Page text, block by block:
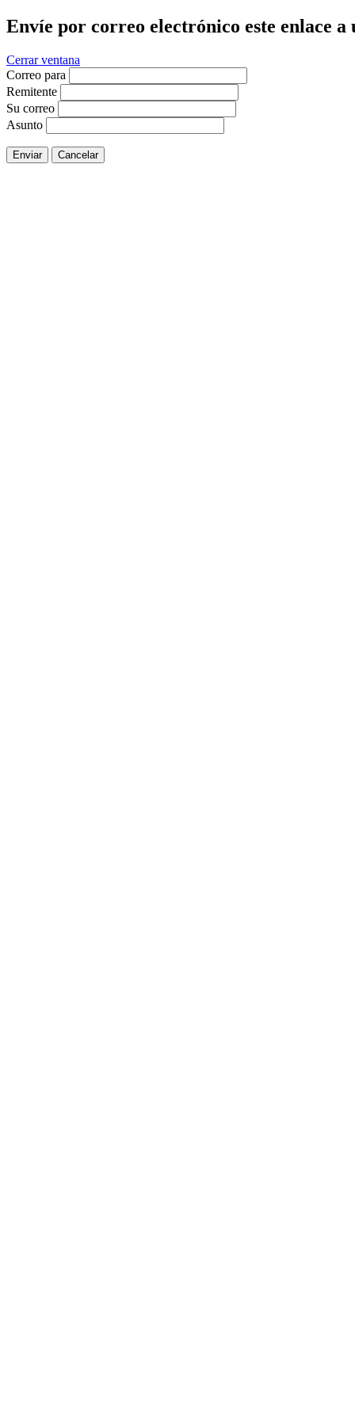
Envíe por correo electrónico este enlace a
Cerrar ventana
Correo para
Remitente
Su correo
Asunto
Enviar Cancelar